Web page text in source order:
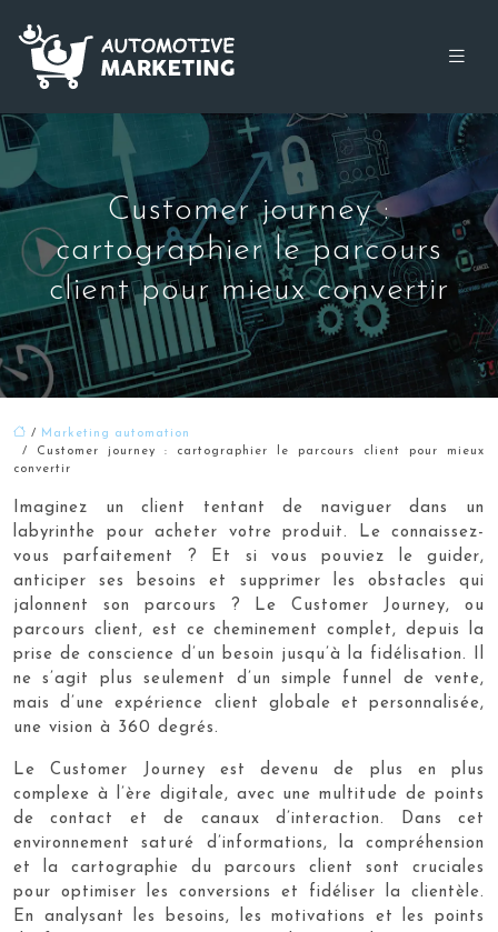
Customer journey :
cartographier le parcours
client pour mieux convertir
/
Marketing automation
/ Customer journey : cartographier le parcours client pour mieux
convertir
Imaginez un client tentant de naviguer dans un
labyrinthe pour acheter votre produit. Le connaissez-
vous parfaitement ? Et si vous pouviez le guider,
anticiper ses besoins et supprimer les obstacles qui
jalonnent son parcours ? Le Customer Journey, ou
parcours client, est ce cheminement complet, depuis la
prise de conscience d’un besoin jusqu’à la fidélisation. Il
ne s’agit plus seulement d’un simple funnel de vente,
mais d’une expérience client globale et personnalisée,
une vision à 360 degrés.
Le Customer Journey est devenu de plus en plus
complexe à l’ère digitale, avec une multitude de points
de contact et de canaux d’interaction. Dans cet
environnement saturé d’informations, la compréhension
et la cartographie du parcours client sont cruciales
pour optimiser les conversions et fidéliser la clientèle.
En analysant les besoins, les motivations et les points